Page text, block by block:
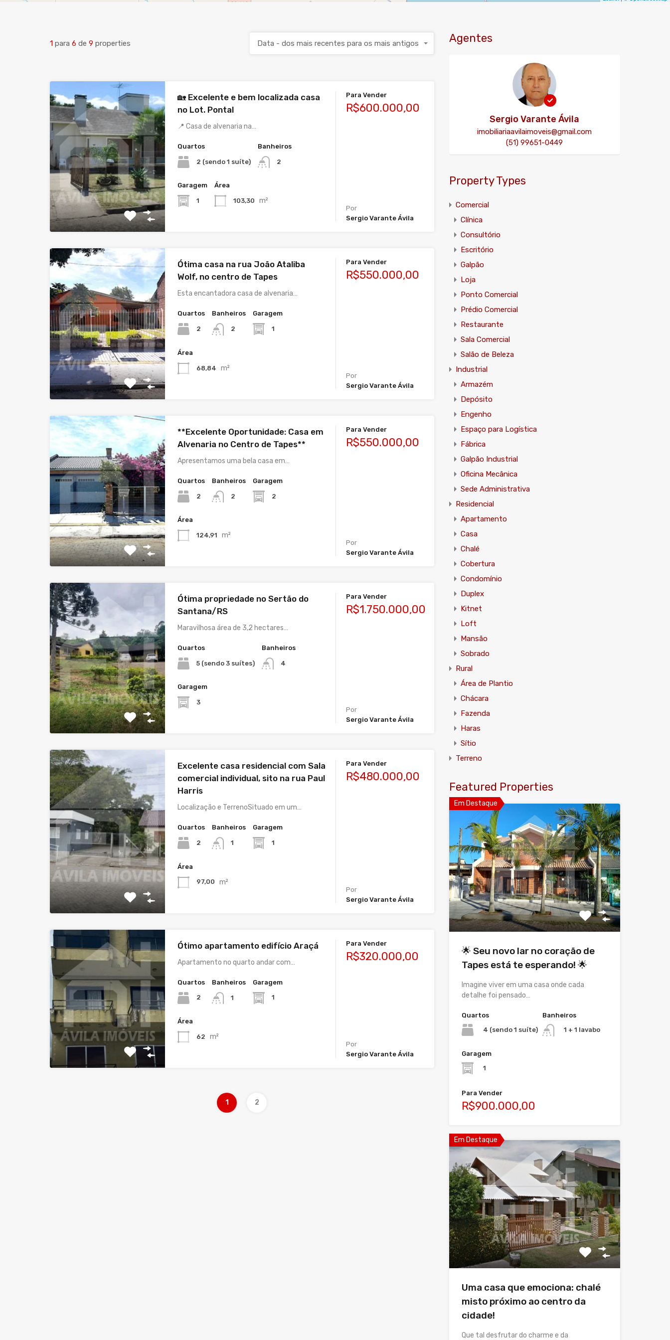
1 para 6 de 9 properties Data - dos mais recentes para os mais antigos
🏡 Excelente e bem localizada casa
no Lot. Pontal
📍 Casa de alvenaria na…
Quartos
2 (sendo 1 suíte)
Banheiros
2
Garagem
1
Área
103,30 m²
Para Vender
R$600.000,00
Por
Sergio Varante Ávila
Ótima casa na rua João Ataliba
Wolf, no centro de Tapes
Esta encantadora casa de alvenaria…
Quartos
2
Banheiros
2
Garagem
1
Área
68,84 m²
Para Vender
R$550.000,00
Por
Sergio Varante Ávila
**Excelente Oportunidade: Casa em
Alvenaria no Centro de Tapes**
Apresentamos uma bela casa em…
Quartos
2
Banheiros
2
Garagem
2
Área
124,91 m²
Para Vender
R$550.000,00
Por
Sergio Varante Ávila
Ótima propriedade no Sertão do
Santana/RS
Maravilhosa área de 3,2 hectares…
Quartos
5 (sendo 3 suítes)
Banheiros
4
Garagem
3
Para Vender
R$1.750.000,00
Por
Sergio Varante Ávila
Excelente casa residencial com Sala
comercial individual, sito na rua Paul
Harris
Localização e TerrenoSituado em um…
Quartos
2
Banheiros
1
Garagem
1
Área
97,00 m²
Para Vender
R$480.000,00
Por
Sergio Varante Ávila
Ótimo apartamento edifício Araçá
Apartamento no quarto andar com…
Quartos
2
Banheiros
1
Garagem
1
Área
62 m²
Para Vender
R$320.000,00
Por
Sergio Varante Ávila
1 2
Agentes
Sergio Varante Ávila
imobiliariaavilaimoveis@gmail.com
(51) 99651-0449
Property Types
Comercial
Clínica
Consultório
Escritório
Galpão
Loja
Ponto Comercial
Prédio Comercial
Restaurante
Sala Comercial
Salão de Beleza
Industrial
Armazém
Depósito
Engenho
Espaço para Logística
Fábrica
Galpão Industrial
Oficina Mecânica
Sede Administrativa
Residencial
Apartamento
Casa
Chalé
Cobertura
Condomínio
Duplex
Kitnet
Loft
Mansão
Sobrado
Rural
Área de Plantio
Chácara
Fazenda
Haras
Sítio
Terreno
Featured Properties
Em Destaque
🌟 Seu novo lar no coração de
Tapes está te esperando! 🌟
Imagine viver em uma casa onde cada
detalhe foi pensado…
Quartos
4 (sendo 1 suíte)
Banheiros
1 + 1 lavabo
Garagem
1
Para Vender
R$900.000,00
Em Destaque
Uma casa que emociona: chalé
misto próximo ao centro da
cidade!
Que tal desfrutar do charme e da